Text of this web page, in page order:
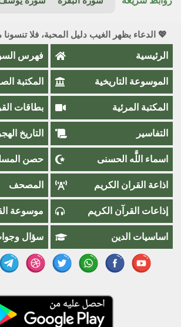
💖 الدعاء بظهر الغيب دليل المحبة، فلا
الرئيسية فهرس
الموسوعة التاريخية المكتبة
المكتبة المرئية بطاقات
التفاسير التاريخ
اسماء اللَّٰه الحسنى حصن
اذاعة القران الكريم المصحف
إذاعات القرآن الكريم موسوعة
اساسيات الدين سؤال